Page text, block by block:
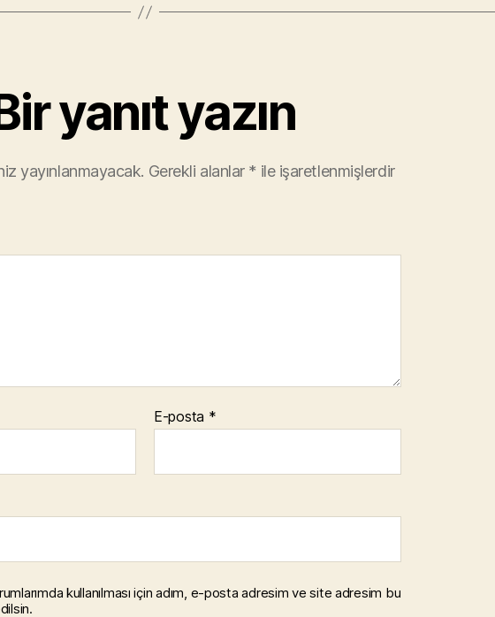
yanıt yazın
yayınlanmayacak. Gerekli alanlar * ile işaretlenmişlerdir
E-posta *
kullanılması için adım, e-posta adresim ve site adresim bu